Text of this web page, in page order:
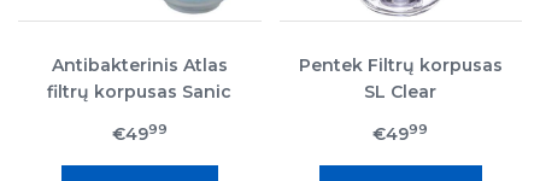
Antibakterinis Atlas
filtrų korpusas Sanic
€4999
Pentek Filtrų korpusas
SL Clear
€4999